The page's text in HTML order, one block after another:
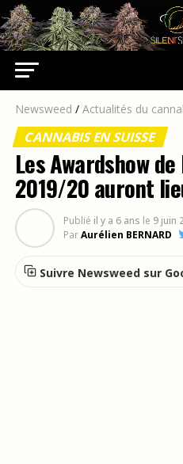
Newsweed / Actualités du
CANNABIS EN SUISSE
Les Awardshow
2019/20 auront
Publié il y a 6 ans le 9 juin
ParAurélien BERNARD
Suivre Newsweed sur